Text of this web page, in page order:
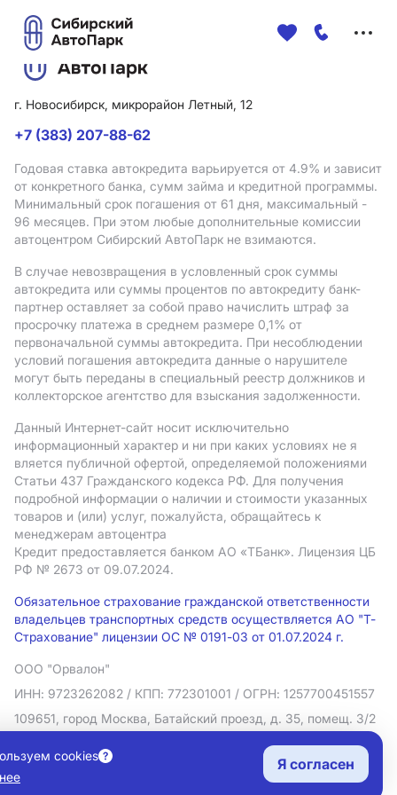
г. Новосибирск, микрорайон Летный, 12
+7 (383) 207-88-62
Годовая ставка автокредита варьируется от 4.9% и зависит
от конкретного банка, сумм займа и кредитной программы.
Минимальный срок погашения от 61 дня, максимальный -
96 месяцев. При этом любые дополнительные комиссии
автоцентром Сибирский АвтоПарк не взимаются.
В случае невозвращения в условленный срок суммы
автокредита или суммы процентов по автокредиту банк-
партнер оставляет за собой право начислить штраф за
просрочку платежа в среднем размере 0,1% от
первоначальной суммы автокредита. При несоблюдении
условий погашения автокредита данные о нарушителе
могут быть переданы в специальный реестр должников и
коллекторское агентство для взыскания задолженности.
Данный Интернет-сайт носит исключительно
информационный характер и ни при каких условиях не я
вляется публичной офертой, определяемой положениями
Статьи 437 Гражданского кодекса РФ. Для получения
подробной информации о наличии и стоимости указанных
товаров и (или) услуг, пожалуйста, обращайтесь к
менеджерам автоцентра
Кредит предоставляется банком АO «ТБанк». Лицензия ЦБ
РФ № 2673 от 09.07.2024.
Обязательное страхование гражданской ответственности
владельцев транспортных средств осуществляется АО "Т-
Страхование" лицензии ОС № 0191-03 от 01.07.2024 г.
ООО "Орвалон"
ИНН: 9723262082 / КПП: 772301001 / ОГРН: 1257700451557
109651, город Москва, Батайский проезд, д. 35, помещ. 3/2
Политика в отношении обработки персональных данных
Согласие на рекламную рассылку
Правовая информация
cookies
Я согласен